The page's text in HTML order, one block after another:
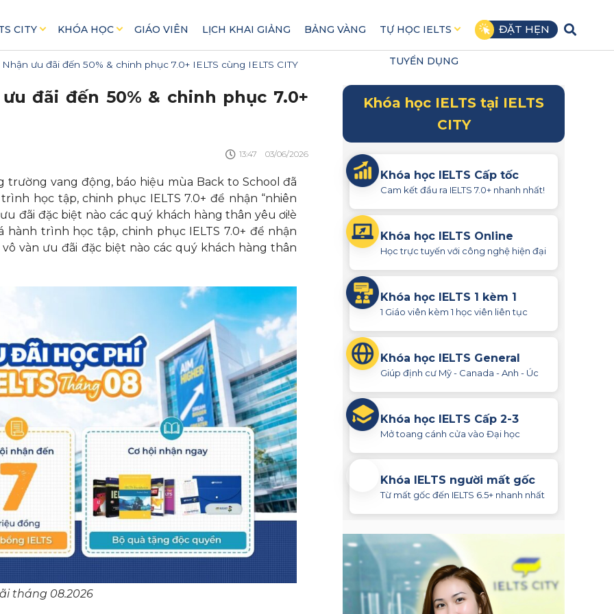
CITY KHÓA HỌC GIÁO VIÊN LỊCH KHAI GIẢNG BẢNG VÀNG TỰ HỌC IELTS
TUYỂN DỤNG
ĐẶT HẸN
ưu đãi đến 50% & chinh phục 7.0+ IELTS cùng IELTS CITY
đãi đến 50% & chinh phục 7.0+
13:47 03/06/2026
vang động, báo hiệu mùa Back to School đã
học tập, chinh phục IELTS 7.0+ để nhận “nhiên
đãi đặc biệt nào các quý khách hàng thân yêu ơi!è
hành trình học tập, chinh phục IELTS 7.0+ để nhận
vàn ưu đãi đặc biệt nào các quý khách hàng thân
tháng 08.2026
Khóa học IELTS tại IELTS
CITY
Khóa học IELTS Cấp tốc
Cam kết đầu ra IELTS 7.0+ nhanh nhất!
Khóa học IELTS Online
Học trực tuyến với công nghệ hiện đại
Khóa học IELTS 1 kèm 1
1 Giáo viên kèm 1 học viên liên tục
Khóa học IELTS General
Giúp định cư Mỹ - Canada - Anh - Úc
Khóa học IELTS Cấp 2-3
Mở toang cánh cửa vào Đại học
Khóa IELTS người mất gốc
Từ mất gốc đến IELTS 6.5+ nhanh nhất